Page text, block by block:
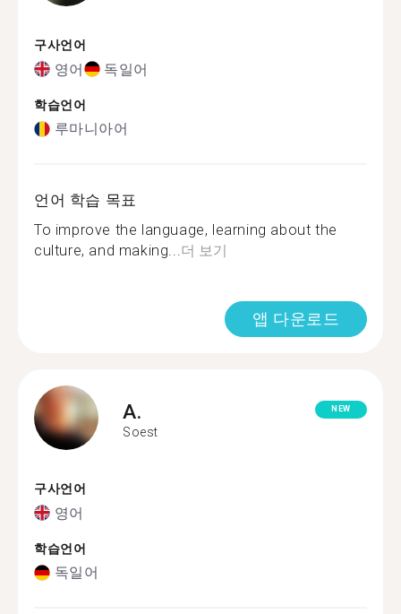
구사언어
영어 독일어
학습언어
루마니아어
언어 학습 목표
To improve the language, learning about the
culture, and making...더 보기
앱 다운로드
A.
Soest
NEW
구사언어
영어
학습언어
독일어